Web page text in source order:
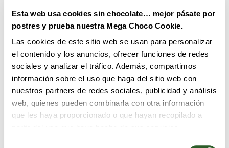
Esta web usa cookies sin chocolate… mejor pásate por
postres y prueba nuestra Mega Choco Cookie.
Las cookies de este sitio web se usan para personalizar
el contenido y los anuncios, ofrecer funciones de redes
sociales y analizar el tráfico. Además, compartimos
información sobre el uso que haga del sitio web con
nuestros partners de redes sociales, publicidad y análisis
web, quienes pueden combinarla con otra información
que les haya proporcionado o que hayan recopilado a
BEBIDAS
Refresca tu paladar con nuestras bebidas frías. Tenemos todo lo que
necesitas para acompañar tu comida
VER MAS